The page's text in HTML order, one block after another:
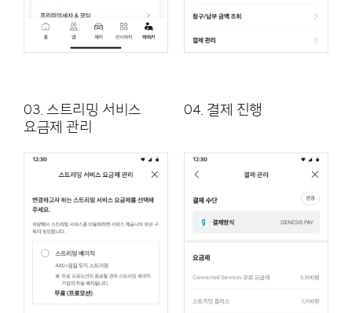
03. 스트리밍 서비스
요금제 관리
04. 결제 진행